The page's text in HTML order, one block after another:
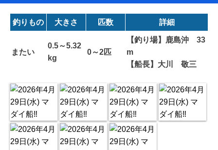
釣りもの 大きさ 匹数 詳細
またい
0.5～5.32
kg
0～2匹
【釣り場】鹿島沖 33
m
【船長】大川 敬三